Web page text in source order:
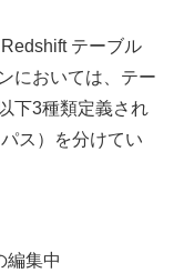
テーブル
においては、テー
下3種類定義され
ス）を分けてい
編集中